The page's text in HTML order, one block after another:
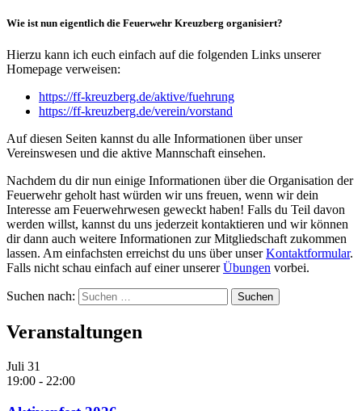
Wie ist nun eigentlich die Feuerwehr Kreuzberg organisiert?
Hierzu kann ich euch einfach auf die folgenden Links unserer
Homepage verweisen:
https://ff-kreuzberg.de/aktive/fuehrung
https://ff-kreuzberg.de/verein/vorstand
Auf diesen Seiten kannst du alle Informationen über unser
Vereinswesen und die aktive Mannschaft einsehen.
Nachdem du dir nun einige Informationen über die Organisation der
Feuerwehr geholt hast würden wir uns freuen, wenn wir dein
Interesse am Feuerwehrwesen geweckt haben! Falls du Teil davon
werden willst, kannst du uns jederzeit kontaktieren und wir können
dir dann auch weitere Informationen zur Mitgliedschaft zukommen
lassen. Am einfachsten erreichst du uns über unserKontaktformular.
Falls nicht schau einfach auf einer unsererÜbungen vorbei.
Suchen nach:
Veranstaltungen
Juli 31
19:00 - 22:00